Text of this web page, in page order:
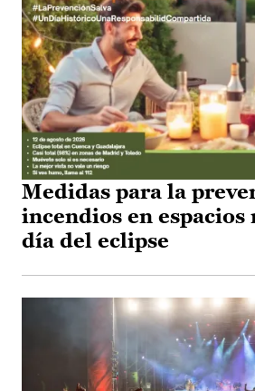
Medidas para la
incendios en espacios
día del eclipse